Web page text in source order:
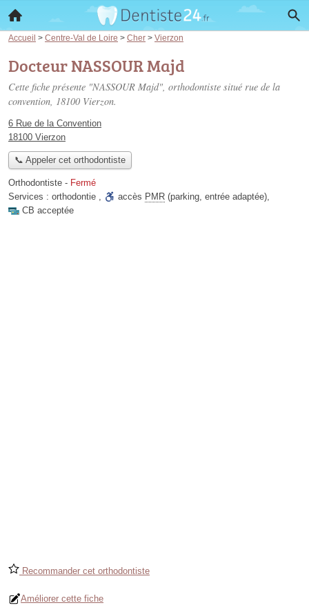
Accueil > Centre-Val de Loire > Cher > Vierzon
Docteur NASSOUR Majd
Cette fiche présente "NASSOUR Majd", orthodontiste situé rue de la
convention, 18100 Vierzon.
6 Rue de la Convention
18100 Vierzon
📞 Appeler cet orthodontiste
Orthodontiste - Fermé
Services : orthodontie , accès PMR (parking, entrée adaptée),
CB acceptée
Recommander cet orthodontiste
Améliorer cette fiche